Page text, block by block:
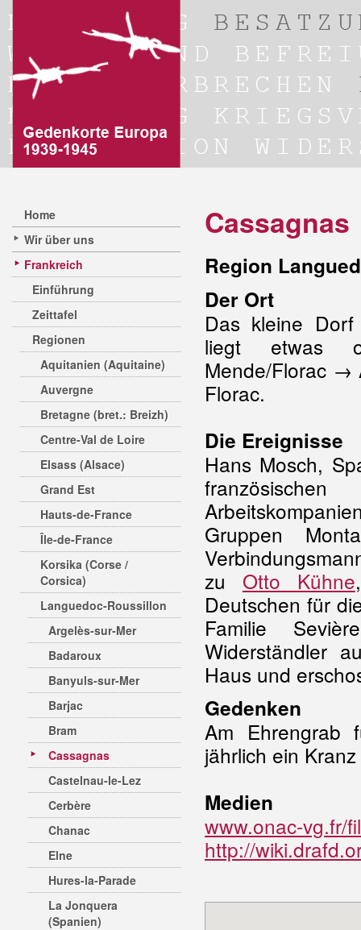
Home
Wir über uns
Frankreich
Einführung
Zeittafel
Regionen
Aquitanien (Aquitaine)
Auvergne
Bretagne (bret.: Breizh)
Centre-Val de Loire
Elsass (Alsace)
Grand Est
Hauts-de-France
Île-de-France
Korsika (Corse /
Corsica)
Languedoc-Roussillon
Argelès-sur-Mer
Badaroux
Banyuls-sur-Mer
Barjac
Bram
Cassagnas
Castelnau-le-Lez
Cerbère
Chanac
Elne
Hures-la-Parade
La Jonquera
(Spanien)
Cassagnas
Region
Der Ort
Das kleine
liegt etwas
Mende/Florac →
Florac.
Die Ereignisse
Hans Mosch,
französischen
Gruppen
zu Otto Kühne
Deutschen für
Familie
Widerständler
Haus und
Gedenken
Am Ehrengrab
jährlich ein
Medien
www.onac-vg.fr/
http://